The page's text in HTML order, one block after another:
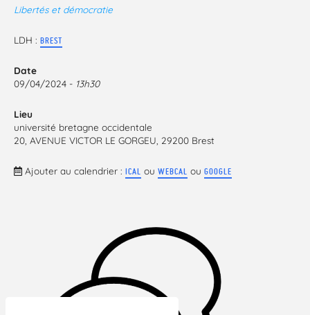
Libertés et démocratie
LDH : BREST
Date
09/04/2024 - 13h30
Lieu
université bretagne occidentale
20, AVENUE VICTOR LE GORGEU, 29200 Brest
Ajouter au calendrier : ICAL ou WEBCAL ou GOOGLE